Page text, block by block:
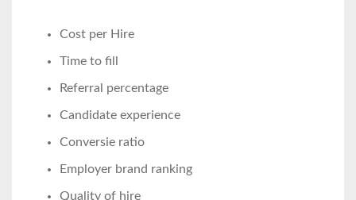
Cost per Hire
Time to fill
Referral percentage
Candidate experience
Conversie ratio
Employer brand ranking
Quality of hire